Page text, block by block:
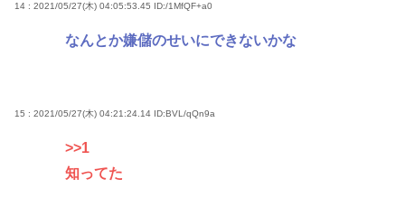
14 : 2021/05/27(木) 04:05:53.45 ID:/1MfQF+a0
なんとか嫌儲のせいにできないかな
15 : 2021/05/27(木) 04:21:24.14 ID:BVL/qQn9a
>>1
知ってた